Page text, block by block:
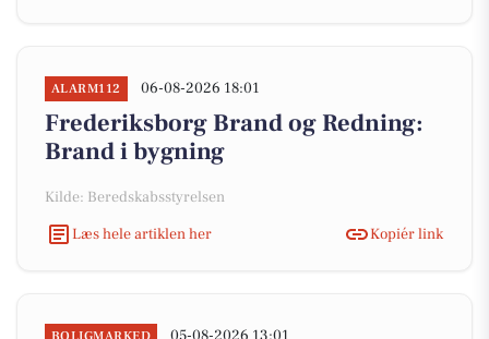
ALARM112 06-08-2026 18:01
Frederiksborg Brand og Redning:
Brand i bygning
Kilde: Beredskabsstyrelsen
Læs hele artiklen her
Kopiér link